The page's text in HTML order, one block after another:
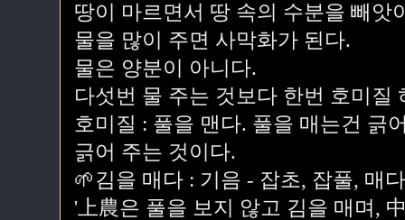
땅이 마르면서 땅 속의 수분을 빼앗
물을 많이 주면 사막화가 된다.
물은 양분이 아니다.
다섯번 물 주는 것보다 한번 호미질
호미질 : 풀을 맨다. 풀을 매는건 긁
긁어 주는 것이다.
🌱김을 매다 : 기음 - 잡초, 잡풀, 매
'上農은 풀을 보지 않고 김을 매며,